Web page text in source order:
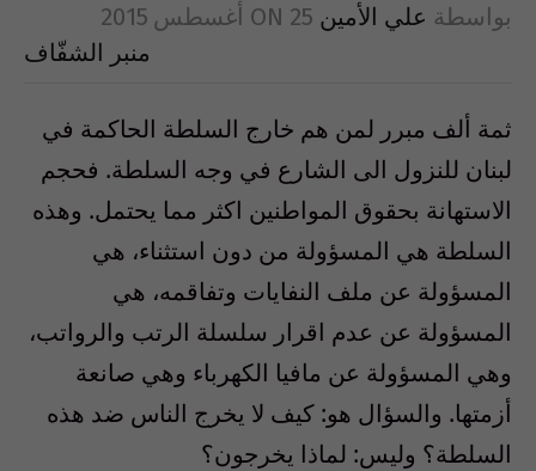
بواسطة علي الأمين ON 25 أغسطس 2015
منبر الشفّاف
ثمة ألف مبرر لمن هم خارج السلطة الحاكمة في
لبنان للنزول الى الشارع في وجه السلطة. فحجم
الاستهانة بحقوق المواطنين اكثر مما يحتمل. وهذه
السلطة هي المسؤولة من دون استثناء، هي
المسؤولة عن ملف النفايات وتفاقمه، هي
المسؤولة عن عدم اقرار سلسلة الرتب والرواتب،
وهي المسؤولة عن مافيا الكهرباء وهي صانعة
أزمتها. والسؤال هو: كيف لا يخرج الناس ضد هذه
السلطة؟ وليس: لماذا يخرجون؟